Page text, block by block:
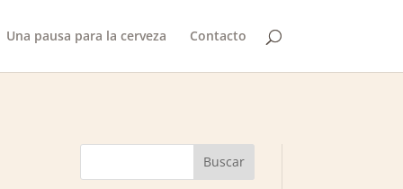
Una pausa para la cerveza Contacto
Buscar